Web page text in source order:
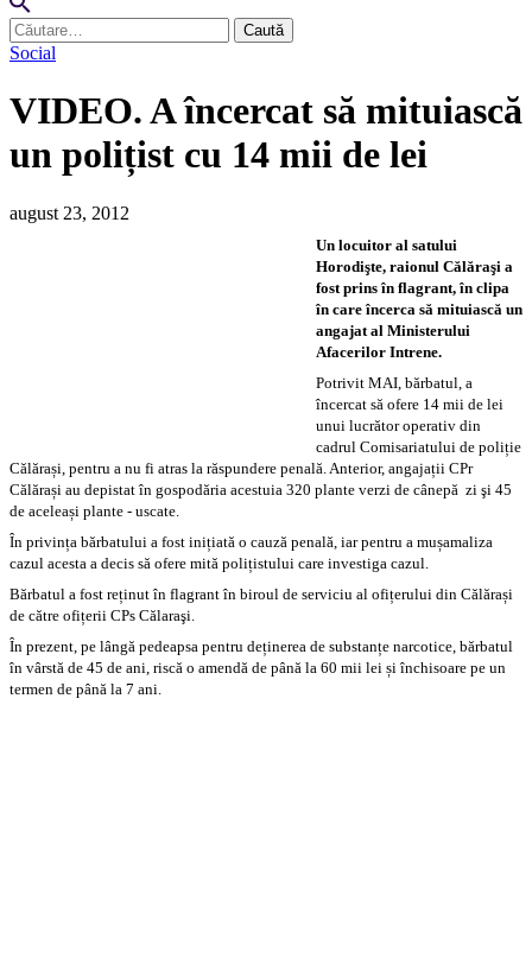
Caută
după:
Social
VIDEO. A încercat să mituiască
un polițist cu 14 mii de lei
august 23, 2012
Un locuitor al satului
Horodişte, raionul Călăraşi a
fost prins în flagrant, în clipa
în care încerca să mituiască un
angajat al Ministerului
Afacerilor Intrene.
Potrivit MAI, bărbatul, a
încercat să ofere 14 mii de lei
unui lucrător operativ din
cadrul Comisariatului de poliție
Călărași, pentru a nu fi atras la răspundere penală. Anterior, angajații CPr
Călărași au depistat în gospodăria acestuia 320 plante verzi de cânepă zi şi 45
de aceleași plante - uscate.
În privința bărbatului a fost inițiată o cauză penală, iar pentru a mușamaliza
cazul acesta a decis să ofere mită polițistului care investiga cazul.
Bărbatul a fost reținut în flagrant în biroul de serviciu al ofițerului din Călărași
de către ofițerii CPs Călaraşi.
În prezent, pe lângă pedeapsa pentru deținerea de substanțe narcotice, bărbatul
în vârstă de 45 de ani, riscă o amendă de până la 60 mii lei și închisoare pe un
termen de până la 7 ani.